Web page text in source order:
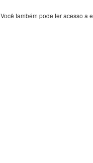
Você também pode ter acesso a